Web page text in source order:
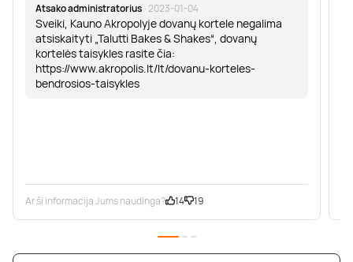
Atsako administratorius · 2023-01-04
Sveiki, Kauno Akropolyje dovanų kortele negalima
atsiskaityti „Talutti Bakes & Shakes“, dovanų
kortelės taisykles rasite čia:
https://www.akropolis.lt/lt/dovanu-korteles-
bendrosios-taisykles
Ar ši informacija Jums naudinga? 14 19